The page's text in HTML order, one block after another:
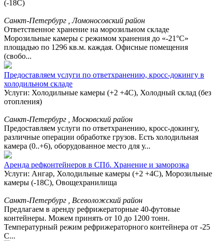
(-18С)
Санкт-Петербург , Ломоносовский район
Ответственное хранение на морозильном складе
Морозильные камеры с режимом хранения до «-21°С»
площадью по 1296 кв.м. каждая. Офисные помещения
(свобо...
Предоставляем услуги по ответхранению, кросс-докингу в
холодильном складе
Услуги: Холодильные камеры (+2 +4С), Холодный склад (без
отопления)
Санкт-Петербург , Московский район
Предоставляем услуги по ответхранению, кросс-докингу,
различные операции обработке грузов. Есть холодильная
камера (0..+6), оборудованное место для у...
Аренда рефконтейнеров в СПб. Хранение и заморозка
Услуги: Ангар, Холодильные камеры (+2 +4С), Морозильные
камеры (-18С), Овощехранилища
Санкт-Петербург , Всеволожский район
Предлагаем в аренду рефрижераторные 40-футовые
контейнеры. Можем принять от 10 до 1200 тонн.
Температурный режим рефрижераторного контейнера от -25
С...